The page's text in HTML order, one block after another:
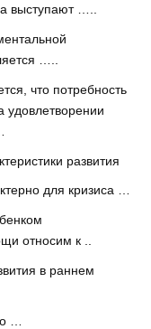
выступают …..
…..
что потребность
удовлетворении
развития
для кризиса …
относим к ..
в раннем
…